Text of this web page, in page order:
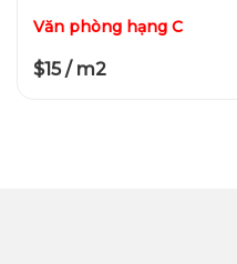
Văn phòng hạng C
$15 / m2